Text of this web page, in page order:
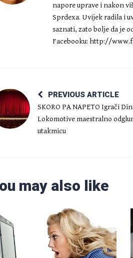
napore uprave i nakon
Sprdexa. Uvijek radila i
saznati, zato bolje da je
Facebooku: http://
PREVIOUS ARTICLE
SKORO PA NAPETO Igrači
Lokomotive maestralno
utakmicu
may also like